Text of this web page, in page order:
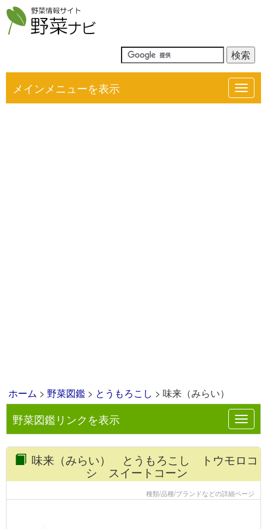
メインメニューを表示
ホーム > 野菜図鑑 > とうもろこし > 味来（みらい）
野菜図鑑リンクを表示
味来（みらい） とうもろこし トウモロコ
シ スイートコーン
種類/品種/ブランドなどの詳細ページ